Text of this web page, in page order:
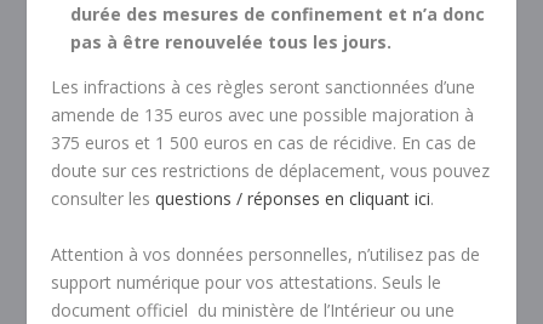
durée des mesures de confinement et n’a donc
pas à être renouvelée tous les jours.
Les infractions à ces règles seront sanctionnées d’une
amende de 135 euros avec une possible majoration à
375 euros et 1 500 euros en cas de récidive. En cas de
doute sur ces restrictions de déplacement, vous pouvez
consulter lesquestions / réponses en cliquant ici.
Attention à vos données personnelles, n’utilisez pas de
support numérique pour vos attestations. Seuls le
document officiel du ministère de l’Intérieur ou une